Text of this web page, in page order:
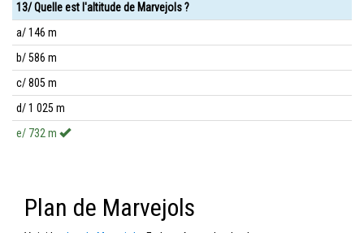
13/ Quelle est l'altitude de Marvejols ?
a/ 146 m
b/ 586 m
c/ 805 m
d/ 1 025 m
e/ 732 m
Plan de Marvejols